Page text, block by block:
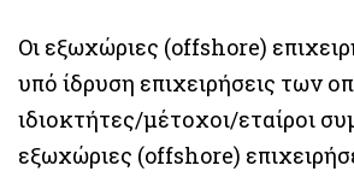
Οι εξωχώριες (offshore)
υπό ίδρυση επιχειρήσεις των
ιδιοκτήτες/μέτοχοι/εταίροι
εξωχώριες (offshore)